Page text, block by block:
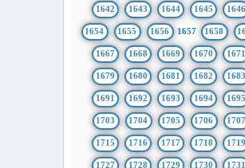
1642 1643 1644 1645 1646
1654 1655 1656 1657 1658
1667 1668 1669 1670 1671
1679 1680 1681 1682 1683
1691 1692 1693 1694 1695
1703 1704 1705 1706
1715 1716 1717 1718 1719
1727 1728 1729 1730 1731